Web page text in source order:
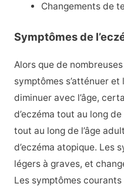
Changements de
Symptômes de
Alors que de
symptômes s’atténuer et
diminuer avec l’âge,
d’eczéma tout au long
tout au long de l’âge
d’eczéma atopique. Les
légers à graves, et
Les symptômes